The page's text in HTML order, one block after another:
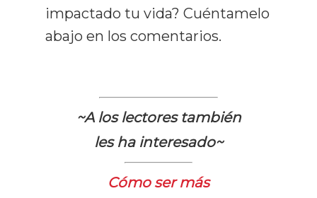
impactado tu vida? Cuéntamelo
abajo en los comentarios.
~A los lectores también
les ha interesado~
Cómo ser más